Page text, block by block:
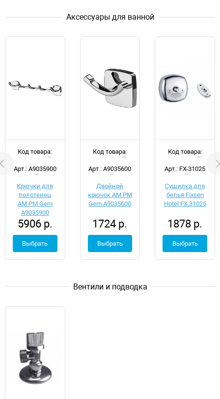
Аксессуары для ванной
Код товара:
Арт.: A9035900
Крючки для
полотенец
AM.PM Gem
A9035900
5906 р.
Выбрать
Код товара:
Арт.: A9035600
Двойной
крючок AM.PM
Gem A9035600
1724 р.
Выбрать
Код товара:
Арт.: FX-31025
Сушилка для
белья Fixsen
Hotel FX-31025
1878 р.
Выбрать
Вентили и подводка